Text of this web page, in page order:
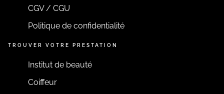
CGV / CGU
Politique de confidentialité
TROUVER VOTRE PRESTATION
Institut de beauté
Coiffeur